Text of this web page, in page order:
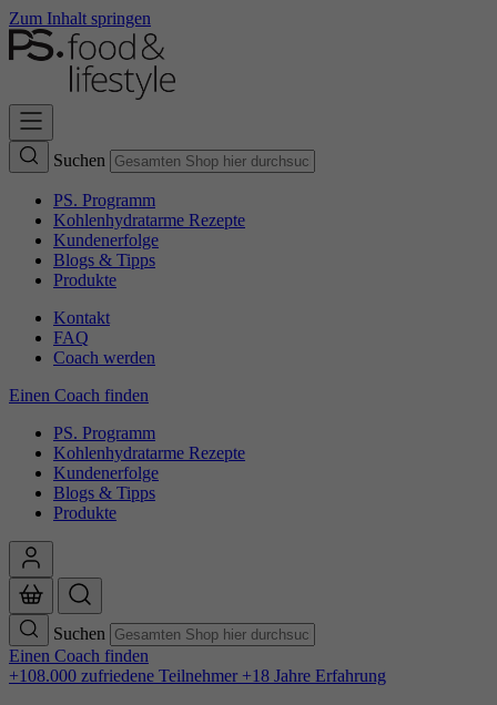
Zum Inhalt springen
Suchen
PS. Programm
Kohlenhydratarme Rezepte
Kundenerfolge
Blogs & Tipps
Produkte
Kontakt
FAQ
Coach werden
Einen Coach finden
PS. Programm
Kohlenhydratarme Rezepte
Kundenerfolge
Blogs & Tipps
Produkte
Suchen
Einen Coach finden
+108.000 zufriedene Teilnehmer +18 Jahre Erfahrung